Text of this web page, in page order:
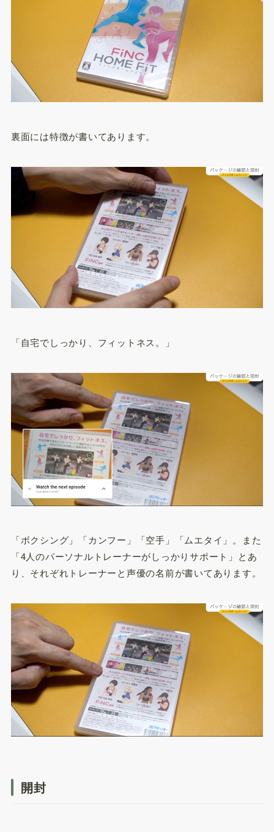
裏面には特徴が書いてあります。
「自宅でしっかり、フィットネス。」
「ボクシング」「カンフー」「空手」「ムエタイ」。また
「4人のパーソナルトレーナーがしっかりサポート」とあ
り、それぞれトレーナーと声優の名前が書いてあります。
開封